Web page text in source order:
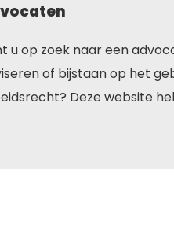
u op zoek naar een
of bijstaan op het
Deze website